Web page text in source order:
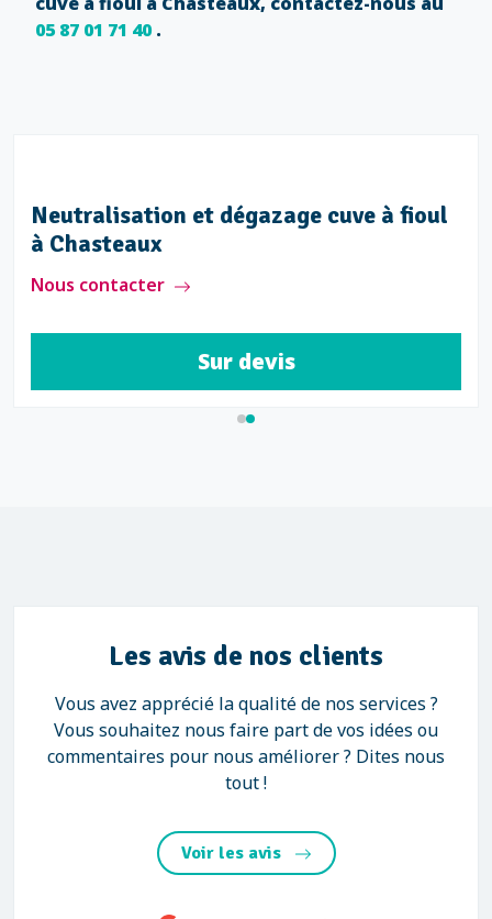
05 87 01 71 40.
Neutralisation et dégazage cuve à fioul
à Chasteaux
Nous contacter
Sur devis
Les avis de nos clients
Vous avez apprécié la qualité de nos services ?
Vous souhaitez nous faire part de vos idées ou
commentaires pour nous améliorer ? Dites nous
tout !
Voir les avis